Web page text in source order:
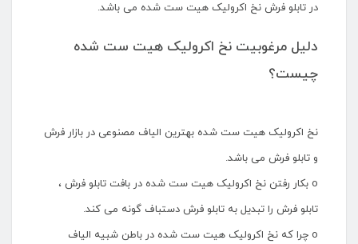
در تابلو فرش نخ اکرولیک هیت ست شده می باشد.
دلیل مرغوبیت نخ اکرولیک هیت ست شده
چیست؟
نخ اکرولیک هیت ست شده بهترین الیاف مصنوعی در بازار فرش
و تابلو فرش می باشد.
o بکار رفتن نخ اکرولیک هیت ست شده در بافت تابلو فرش ،
تابلو فرش را تبدیل به تابلو فرش دستباف گونه می کند.
o چرا که نخ اکرولیک هیت ست شده در باطن شبیه الیاف